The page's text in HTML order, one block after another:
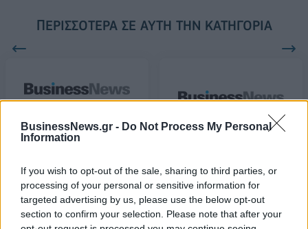
BusinessNews.gr - Do Not Process My Personal
Information
If you wish to opt-out of the sale, sharing to third parties, or
processing of your personal or sensitive information for
targeted advertising by us, please use the below opt-out
section to confirm your selection. Please note that after your
ΠΕΡΙΣΣΌΤΕΡΑ ΣΕ ΑΥΤΉ ΤΗΝ ΚΑΤΗΓΟΡΊΑ
Αχαρνές: Οδηγός ταξί
δέχτηκε επίθεση με
21/03/2017 - 02:00
Κοινωνική και Αλληλέγγυα
Οικονομία
21/03/2017 - 02:00